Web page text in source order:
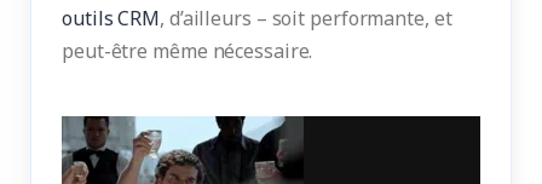
outils CRM, d’ailleurs – soit performante, et
peut-être même nécessaire.